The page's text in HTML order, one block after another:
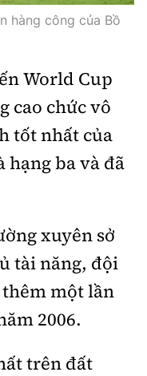
ngày 1/4/2025.
phường Giảng Võ,
Nga
hàng công của Bồ
World Cup
cao chức vô
tốt nhất của
hạng ba và đã
xuyên sở
tài năng, đội
một lần
2006.
trên đất